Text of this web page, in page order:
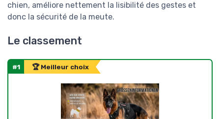
chien, améliore nettement la lisibilité des gestes et
donc la sécurité de la meute.
Le classement
#1 🏆 Meilleur choix